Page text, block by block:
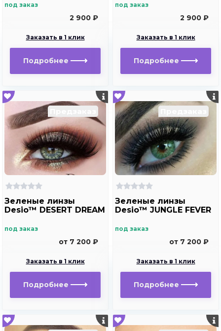
под заказ
2 900 ₽
Заказать в 1 клик
Подробнее
под заказ
2 900 ₽
Заказать в 1 клик
Подробнее
Зеленые линзы
Desio™ DESERT DREAM
под заказ
от 7 200 ₽
Заказать в 1 клик
Подробнее
Зеленые линзы
Desio™ JUNGLE FEVER
под заказ
от 7 200 ₽
Заказать в 1 клик
Подробнее